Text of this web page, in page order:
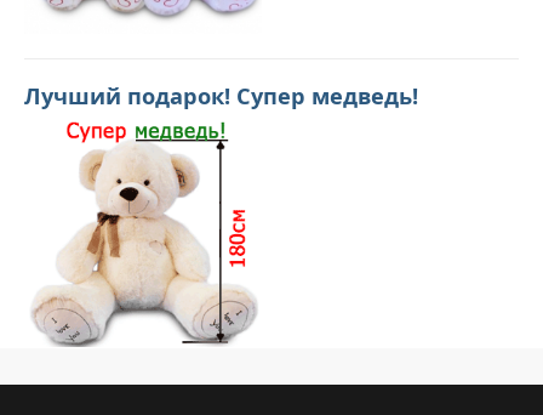
Лучший подарок! Супер медведь!